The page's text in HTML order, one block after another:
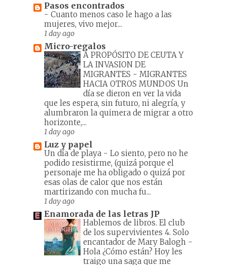
Pasos encontrados
- Cuanto menos caso le hago a las
mujeres, vivo mejor...
1 day ago
Micro-regalos
A PROPÓSITO DE CEUTA Y
LA INVASION DE
MIGRANTES - MIGRANTES
HACIA OTROS MUNDOS Un
día se dieron en ver la vida
que les espera, sin futuro, ni alegría, y
alumbraron la quimera de migrar a otro
horizonte,...
1 day ago
Luz y papel
Un día de playa - Lo siento, pero no he
podido resistirme, (quizá porque el
personaje me ha obligado o quizá por
esas olas de calor que nos están
martirizando con mucha fu...
1 day ago
Enamorada de las letras JP
Hablemos de libros. El club
de los supervivientes 4. Solo
encantador de Mary Balogh -
Hola ¿Cómo están? Hoy les
traigo una saga que me